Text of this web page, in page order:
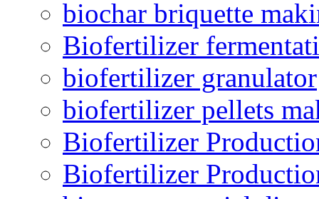
biochar briquette
Biofertilizer
biofertilizer granulator
biofertilizer pellets
Biofertilizer
Biofertilizer